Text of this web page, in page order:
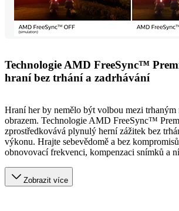
Technologie AMD FreeSync™
hraní bez trhání a zadrhávání
Hraní her by nemělo být volbou mezi trhaným
obrazem. Technologie AMD FreeSync™
zprostředkovává plynulý herní zážitek bez
výkonu. Hrajte sebevědomě a bez
obnovovací frekvenci, kompenzaci snímků a
Zobrazit více